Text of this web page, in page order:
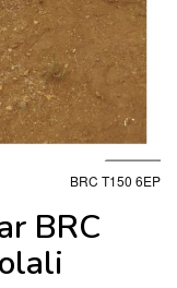
BRC T150 6EP
BRC